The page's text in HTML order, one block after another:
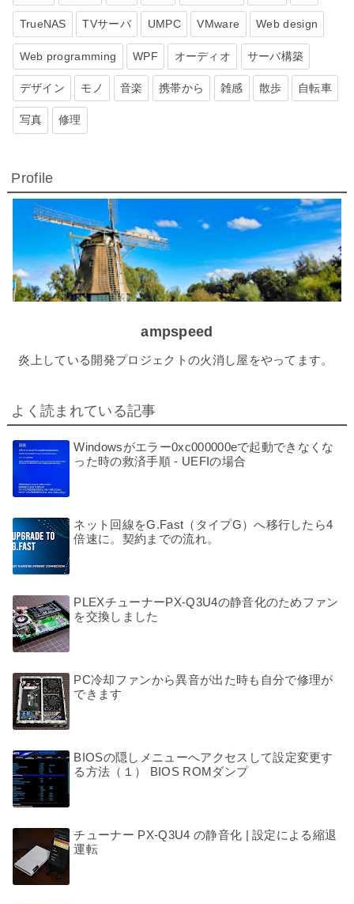
TrueNAS TVサーバ UMPC VMware Web design
Web programming WPF オーディオ サーバ構築
デザイン モノ 音楽 携帯から 雑感 散歩 自転車
写真 修理
Profile
ampspeed
炎上している開発プロジェクトの火消し屋をやってます。
よく読まれている記事
Windowsがエラー0xc000000eで起動できなくな
った時の救済手順 - UEFIの場合
ネット回線をG.Fast（タイプG）へ移行したら4
倍速に。契約までの流れ。
PLEXチューナーPX-Q3U4の静音化のためファン
を交換しました
PC冷却ファンから異音が出た時も自分で修理が
できます
BIOSの隠しメニューへアクセスして設定変更す
る方法（１） BIOS ROMダンプ
チューナー PX-Q3U4 の静音化 | 設定による縮退
運転